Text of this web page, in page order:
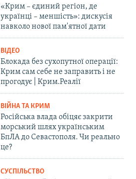
«Крим – єдиний регіон, де
українці – меншість»: дискусія
навколо нової пам'ятної дати
ВІДЕО
Блокада без сухопутної операції:
Крим сам себе не заправить і не
прогодує | Крим.Реалії
ВІЙНА ТА КРИМ
Російська влада обіцяє закрити
морський шлях українським
БпЛА до Севастополя. Чи реально
це?
СУСПІЛЬСТВО